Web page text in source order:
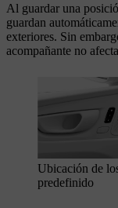
Al guardar una
guardan
exteriores. Sin
acompañante no
Ubicación de
predefinido